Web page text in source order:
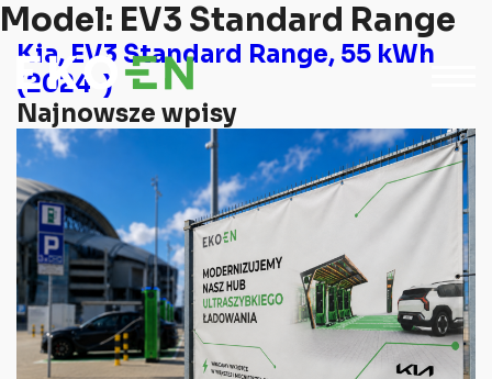
Model: EV3 Standard Range
Kia, EV3 Standard Range, 55 kWh
(2024-)
Najnowsze wpisy